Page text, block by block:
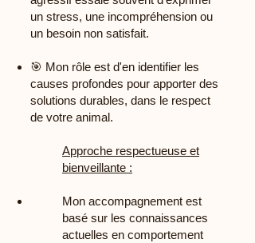
un stress, une incompréhension ou
un besoin non satisfait.
🎯 Mon rôle est d'en identifier les
causes profondes pour apporter des
solutions durables, dans le respect
de votre animal.
Approche respectueuse et
bienveillante :
Mon accompagnement est
basé sur les connaissances
actuelles en comportement